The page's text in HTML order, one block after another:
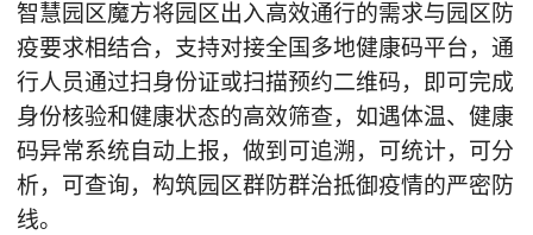
智慧园区魔方将园区出入高效通行的需求与园区防
疫要求相结合，支持对接全国多地健康码平台，通
行人员通过扫身份证或扫描预约二维码，即可完成
身份核验和健康状态的高效筛查，如遇体温、健康
码异常系统自动上报，做到可追溯，可统计，可分
析，可查询，构筑园区群防群治抵御疫情的严密防
线。